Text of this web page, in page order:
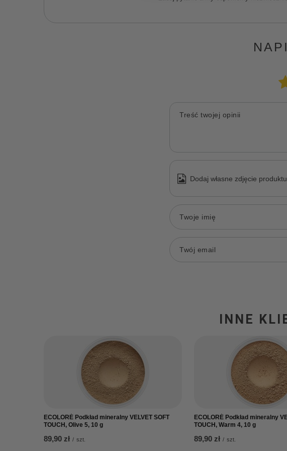
Treść twojej opinii
Dodaj własne zdjęcie
Twoje imię
Twój email
INNE
ECOLORÉ Podkład mineralny VELVET SOFT
TOUCH, Olive 5, 10 g
89,90 zł / szt.
ECOLORÉ Podkład mineralny
TOUCH, Warm 4, 10 g
89,90 zł / szt.